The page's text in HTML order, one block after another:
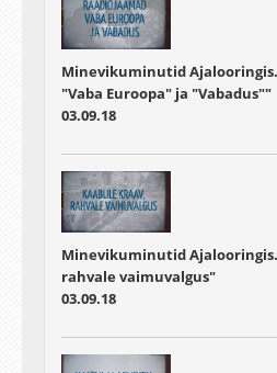
Minevikuminutid
"Vaba Euroopa" ja "Vabadus""
03.09.18
Minevikuminutid
rahvale vaimuvalgus"
03.09.18